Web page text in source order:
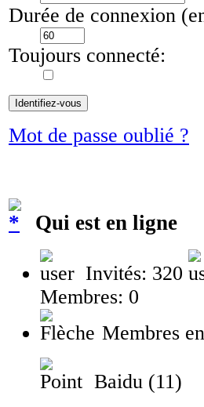
Durée de connexion
Toujours connecté:
Mot de passe oublié ?
Qui est en ligne
Invités: 320
Membres: 0
Membres
Baidu (11)